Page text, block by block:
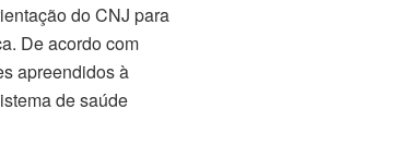
do CNJ para
De acordo com
apreendidos à
de saúde